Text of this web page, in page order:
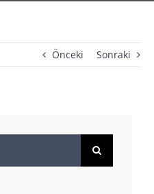
Önceki Sonraki